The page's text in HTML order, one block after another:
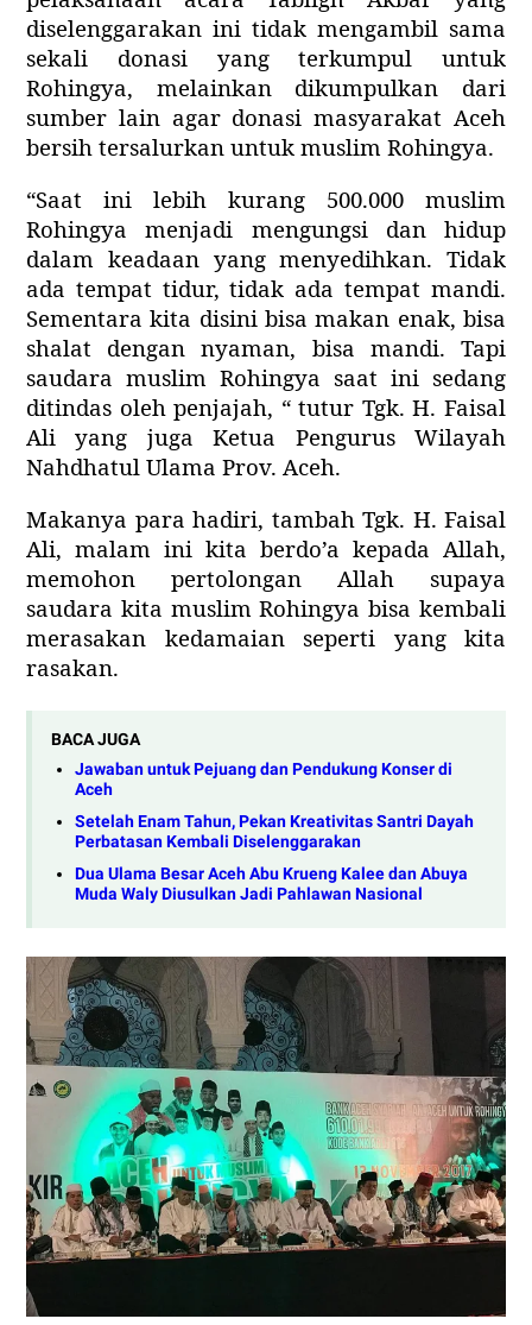
diselenggarakan ini tidak mengambil sama
sekali donasi yang terkumpul untuk
Rohingya, melainkan dikumpulkan dari
sumber lain agar donasi masyarakat Aceh
bersih tersalurkan untuk muslim Rohingya.
“Saat ini lebih kurang 500.000 muslim
Rohingya menjadi mengungsi dan hidup
dalam keadaan yang menyedihkan. Tidak
ada tempat tidur, tidak ada tempat mandi.
Sementara kita disini bisa makan enak, bisa
shalat dengan nyaman, bisa mandi. Tapi
saudara muslim Rohingya saat ini sedang
ditindas oleh penjajah, “ tutur Tgk. H. Faisal
Ali yang juga Ketua Pengurus Wilayah
Nahdhatul Ulama Prov. Aceh.
Makanya para hadiri, tambah Tgk. H. Faisal
Ali, malam ini kita berdo’a kepada Allah,
memohon pertolongan Allah supaya
saudara kita muslim Rohingya bisa kembali
merasakan kedamaian seperti yang kita
rasakan.
BACA JUGA
Jawaban untuk Pejuang dan Pendukung Konser di
Aceh
Setelah Enam Tahun, Pekan Kreativitas Santri Dayah
Perbatasan Kembali Diselenggarakan
Dua Ulama Besar Aceh Abu Krueng Kalee dan Abuya
Muda Waly Diusulkan Jadi Pahlawan Nasional